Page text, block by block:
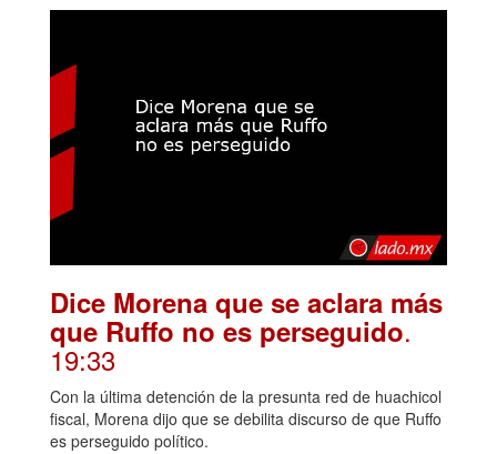
Dice Morena que se aclara más
que Ruffo no es perseguido.
19:33
Con la última detención de la presunta red de huachicol
fiscal, Morena dijo que se debilita discurso de que Ruffo
es perseguido político.